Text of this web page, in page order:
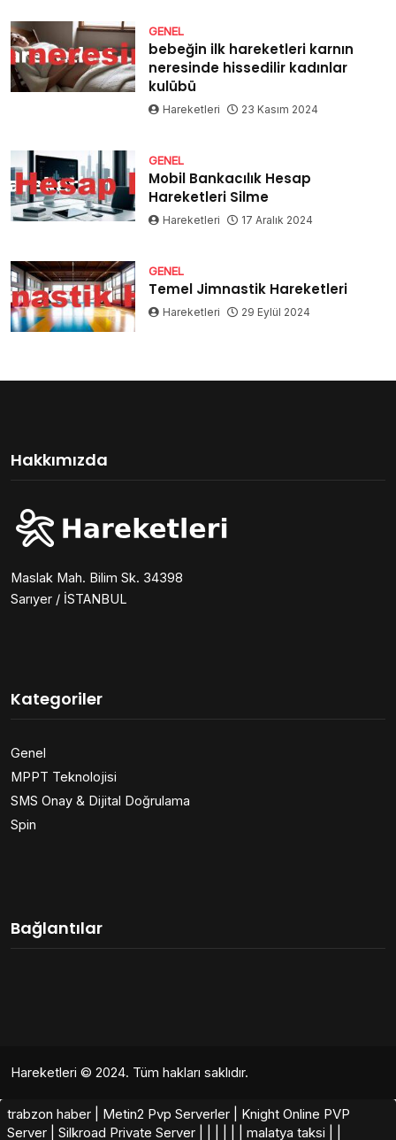
GENEL
bebeğin ilk hareketleri karnın
neresinde hissedilir kadınlar
kulübü
Hareketleri 23 Kasım 2024
GENEL
Mobil Bankacılık Hesap
Hareketleri Silme
Hareketleri 17 Aralık 2024
GENEL
Temel Jimnastik Hareketleri
Hareketleri 29 Eylül 2024
Hakkımızda
Maslak Mah. Bilim Sk. 34398
Sarıyer / İSTANBUL
Kategoriler
Genel
MPPT Teknolojisi
SMS Onay & Dijital Doğrulama
Spin
Bağlantılar
Hareketleri © 2024. Tüm hakları saklıdır.
trabzon haber Metin2 Pvp Serverler
Knight Online PVP
Server
Silkroad Private Server​ malatya taksi